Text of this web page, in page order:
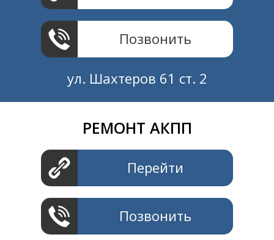
Позвонить
ул. Шахтеров 61 ст. 2
РЕМОНТ АКПП
Перейти
Позвонить